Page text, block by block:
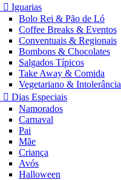
 Iguarias
Bolo Rei & Pão de Ló
Coffee Breaks & Eventos
Conventuais & Regionais
Bombons & Chocolates
Salgados Típicos
Take Away & Comida
Vegetariano & Intolerância
 Dias Especiais
Namorados
Carnaval
Pai
Mãe
Criança
Avós
Halloween